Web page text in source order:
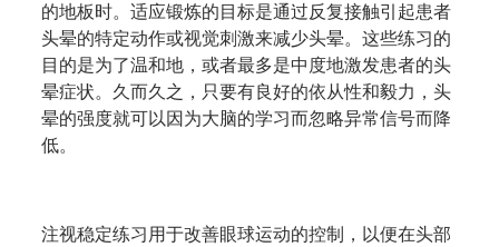
的地板时。适应锻炼的目标是通过反复接触引起患者
头晕的特定动作或视觉刺激来减少头晕。这些练习的
目的是为了温和地，或者最多是中度地激发患者的头
晕症状。久而久之，只要有良好的依从性和毅力，头
晕的强度就可以因为大脑的学习而忽略异常信号而降
低。
注视稳定练习用于改善眼球运动的控制，以便在头部